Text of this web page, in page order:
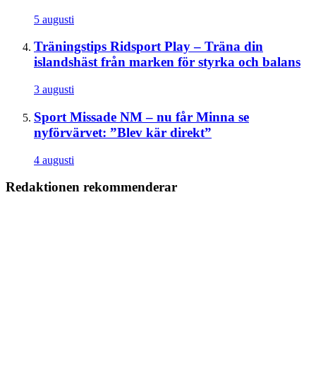
5 augusti
Träningstips Ridsport Play – Träna din
islandshäst från marken för styrka och balans
3 augusti
Sport Missade NM – nu får Minna se
nyförvärvet: ”Blev kär direkt”
4 augusti
Redaktionen rekommenderar